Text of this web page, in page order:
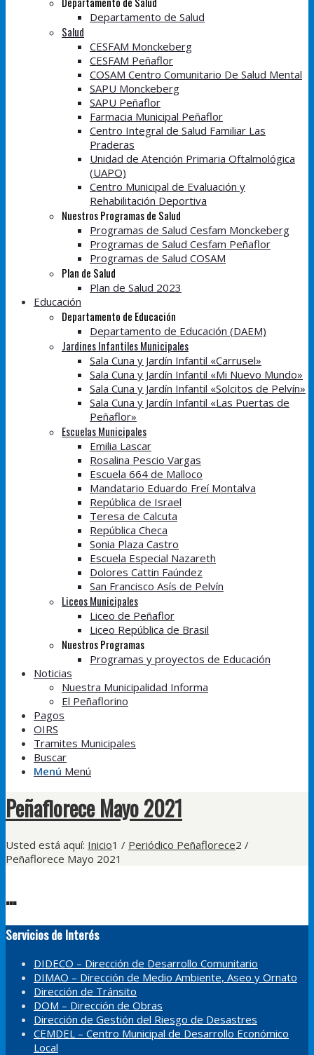
Departamento de Salud
Salud
CESFAM Monckeberg
CESFAM Peñaflor
COSAM Centro Comunitario De Salud Mental
SAPU Monckeberg
SAPU Peñaflor
Farmacia Municipal Peñaflor
Centro Integral de Salud Familiar Las
Praderas
Unidad de Atención Primaria Oftalmológica
(UAPO)
Centro Municipal de Evaluación y
Rehabilitación Deportiva
Nuestros Programas de Salud
Programas de Salud Cesfam Monckeberg
Programas de Salud Cesfam Peñaflor
Programas de Salud COSAM
Plan de Salud
Plan de Salud 2023
Educación
Departamento de Educación
Departamento de Educación (DAEM)
Jardines Infantiles Municipales
Sala Cuna y Jardín Infantil «Carrusel»
Sala Cuna y Jardín Infantil «Mi Nuevo Mundo»
Sala Cuna y Jardín Infantil «Solcitos de Pelvín»
Sala Cuna y Jardín Infantil «Las Puertas de
Peñaflor»
Escuelas Municipales
Emilia Lascar
Rosalina Pescio Vargas
Escuela 664 de Malloco
Mandatario Eduardo Freí Montalva
República de Israel
Teresa de Calcuta
República Checa
Sonia Plaza Castro
Escuela Especial Nazareth
Dolores Cattin Faúndez
San Francisco Asís de Pelvín
Liceos Municipales
Liceo de Peñaflor
Liceo República de Brasil
Nuestros Programas
Programas y proyectos de Educación
Noticias
Nuestra Municipalidad Informa
El Peñaflorino
Pagos
OIRS
Tramites Municipales
Buscar
Menú Menú
Peñaflorece Mayo 2021
Usted está aquí: Inicio1 / Periódico Peñaflorece2 /
Peñaflorece Mayo 2021
...
Servicios de Interés
DIDECO – Dirección de Desarrollo Comunitario
DIMAO – Dirección de Medio Ambiente, Aseo y Ornato
Dirección de Tránsito
DOM – Dirección de Obras
Dirección de Gestión del Riesgo de Desastres
CEMDEL – Centro Municipal de Desarrollo Económico
Local